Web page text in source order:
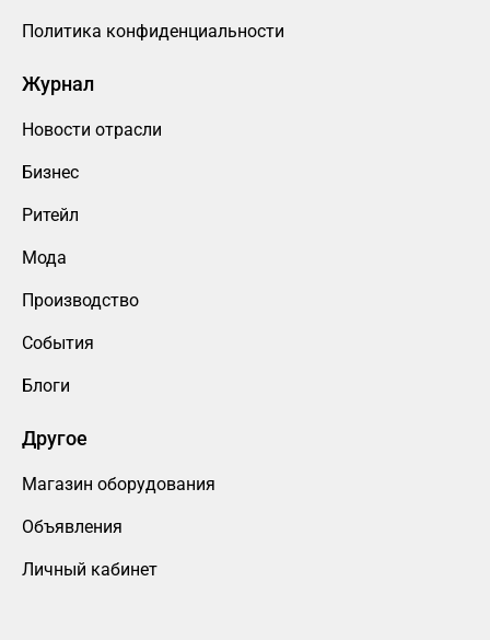
Политика конфиденциальности
Журнал
Новости отрасли
Бизнес
Ритейл
Мода
Производство
События
Блоги
Другое
Магазин оборудования
Объявления
Личный кабинет